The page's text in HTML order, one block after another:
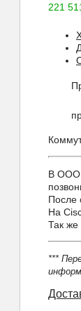
221
В ООО
После
На
Так
***